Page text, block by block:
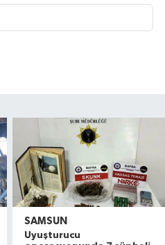
SAMSUN
Uyuşturucu